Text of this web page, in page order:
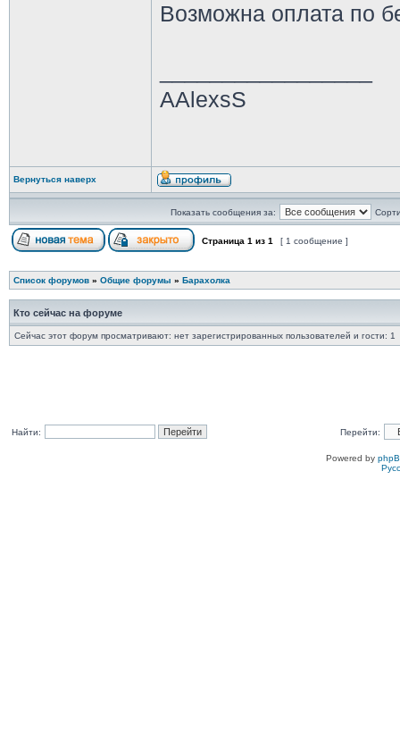
Возможна оплата по
AAlexsS
Вернуться наверх
Показать сообщения за:
Страница 1 из 1 [ 1 сообщение ]
Список форумов » Общие форумы » Барахолка
Кто сейчас на форуме
Сейчас этот форум просматривают: нет зарегистрированных пользователей и гости: 1
Найти: Перейти:
Powered by